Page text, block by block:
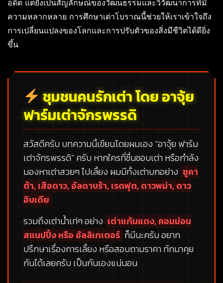
อดีต แต่ยังเป็นสัญลักษณ์ของวัฒนธรรมและวิวัฒนาการที่มี
ความหลากหลาย การศึกษาเต่าโบราณนี้ช่วยให้เราเข้าใจถึง
การเปลี่ยนแปลงของโลกและการปรับตัวของสิ่งมีชีวิตได้ดียิ่ง
ขึ้น
ชุมชนคนรักเต่า โดย อาจุ้ย
ฟาร์มเต่าจักรพรรดิ
สวัสดีครับ บทความนี้เขียนโดยผมเอง “อาจุ้ย ฟาร์ม
เต่าจักรพรรดิ”ครับ หากใครที่ชื่นชอบเต่า หรือกำลัง
มองหาเต่าสวยๆ ไปเลี้ยง ผมมีทั้งเต่าบกอย่าง ซูคา
ต้า, เสือดาว, อัลดาบร้า, เรดฟุต, ดาวพม่า, ดาว
อินเดีย
รวมถึงเต่าน้ำเท่ๆ อย่าง เต่าแก้มแดง, คอมม่อน
สแนปปิ้ง หรือ อัลลิเกเตอร์ ก็มีนะครับ อยาก
ปรึกษาเรื่องการเลี้ยง หรือสอบถามราคา ทักมาคุย
กันได้เลยครับ เป็นกันเองแน่นอน